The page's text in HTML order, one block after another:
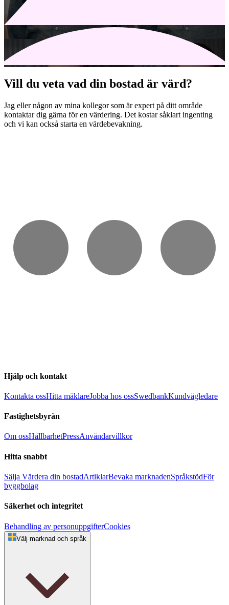
Vill du veta vad din bostad är värd?
Jag eller någon av mina kollegor som är expert på ditt område
kontaktar dig gärna för en värdering. Det kostar såklart ingenting
och vi kan också starta en värdebevakning.
Hjälp och kontakt
Kontakta ossHitta mäklareJobba hos ossSwedbankKundvägledare
Fastighetsbyrån
Om ossHållbarhetPressAnvändarvillkor
Hitta snabbt
Sälja Värdera din bostadArtiklarBevaka marknadenSpråkstödFör
byggbolag
Säkerhet och integritet
Behandling av personuppgifterCookies
Välj marknad och språk